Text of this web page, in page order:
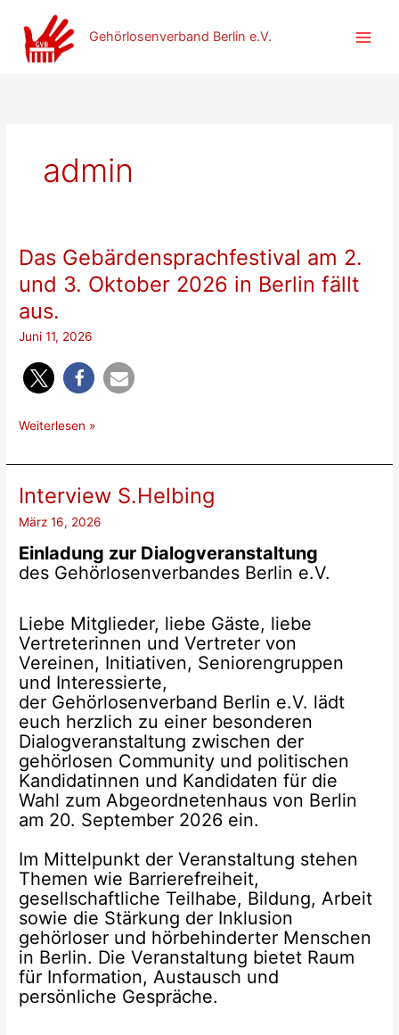
Inhalt
springen
Gehörlosenverband Berlin e.V.
admin
Das Gebärdensprachfestival am 2.
und 3. Oktober 2026 in Berlin fällt
aus.
Juni 11, 2026
Das
am
2.
und
3.
Oktober
2026
in
fällt
aus.
Weiterlesen »
Interview S.Helbing
März 16, 2026
Einladung zur Dialogveranstaltung
des Gehörlosenverbandes Berlin e.V.
Liebe Mitglieder, liebe Gäste, liebe
Vertreterinnen und Vertreter von
Vereinen, Initiativen, Seniorengruppen
und Interessierte,
der Gehörlosenverband Berlin e.V. lädt
euch herzlich zu einer besonderen
Dialogveranstaltung zwischen der
gehörlosen Community und politischen
Kandidatinnen und Kandidaten für die
Wahl zum Abgeordnetenhaus von Berlin
am 20. September 2026 ein.
Im Mittelpunkt der Veranstaltung stehen
Themen wie Barrierefreiheit,
gesellschaftliche Teilhabe, Bildung, Arbeit
sowie die Stärkung der Inklusion
gehörloser und hörbehinderter Menschen
in Berlin. Die Veranstaltung bietet Raum
für Information, Austausch und
persönliche Gespräche.